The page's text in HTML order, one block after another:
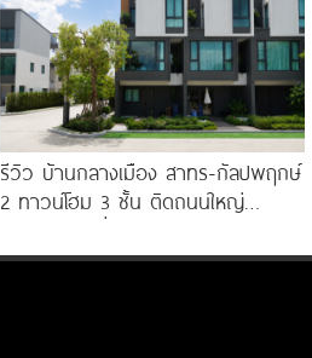
รีวิว บ้านกลางเมือง สาทร-กัลปพฤกษ์
2 ทาวน์โฮม 3 ชั้น ติดถนนใหญ่